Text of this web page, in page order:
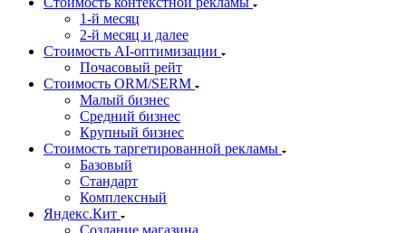
1-й месяц
2-й месяц и далее
Стоимость AI-оптимизации
Почасовый рейт
Стоимость ORM/SERM
Малый бизнес
Средний бизнес
Крупный бизнес
Стоимость таргетированной рекламы
Базовый
Стандарт
Комплексный
Яндекс.Кит
Создание магазина